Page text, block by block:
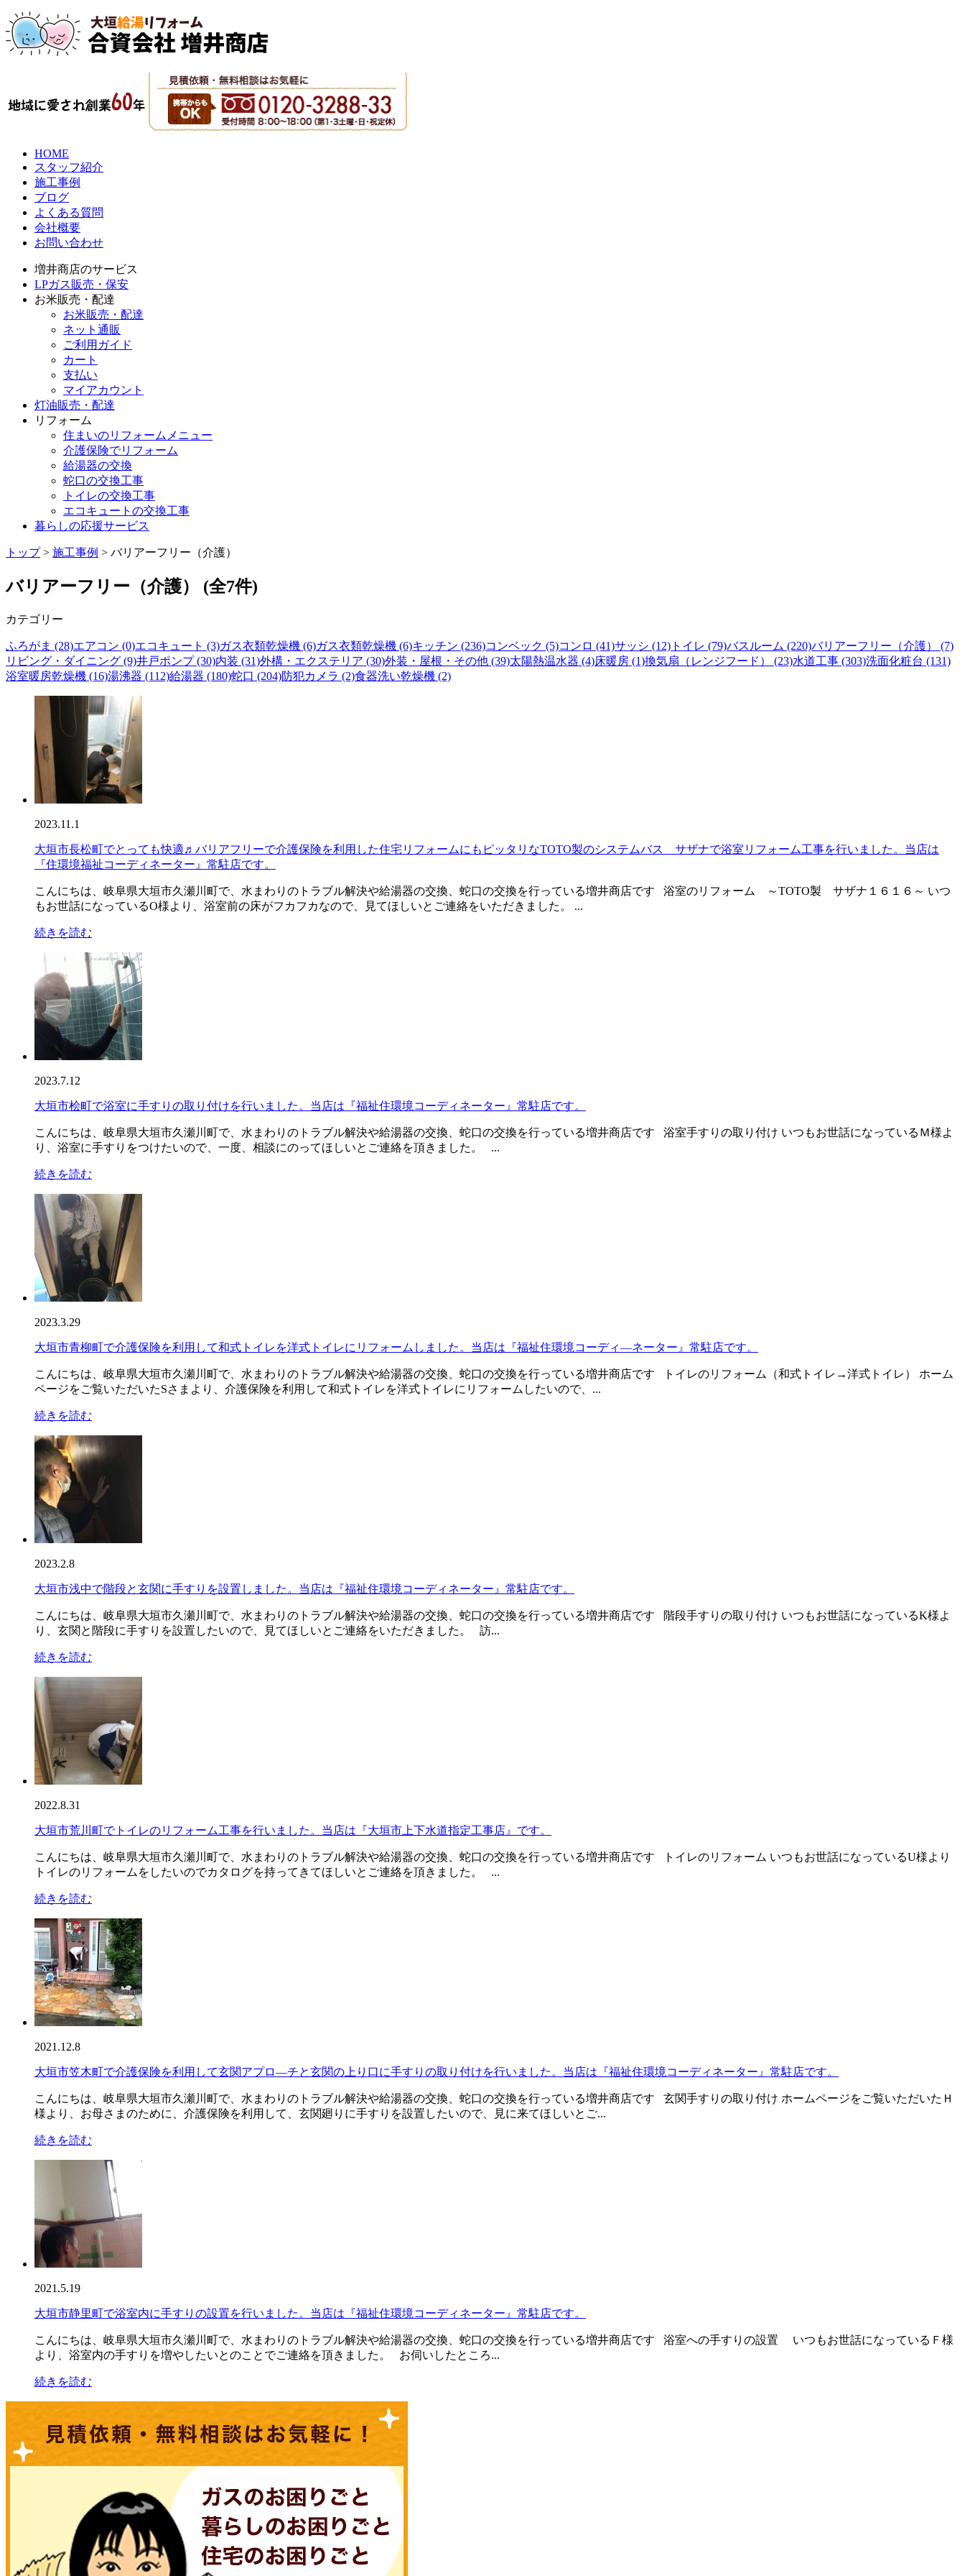
HOME
スタッフ紹介
施工事例
ブログ
よくある質問
会社概要
お問い合わせ
増井商店のサービス
LPガス販売・保安
お米販売・配達
お米販売・配達
ネット通販
ご利用ガイド
カート
支払い
マイアカウント
灯油販売・配達
リフォーム
住まいのリフォームメニュー
介護保険でリフォーム
給湯器の交換
蛇口の交換工事
トイレの交換工事
エコキュートの交換工事
暮らしの応援サービス
トップ> 施工事例 > バリアーフリー（介護）
バリアーフリー（介護） (全7件)
カテゴリー
ふろがま (28)エアコン (0)エコキュート (3)ガス衣類乾燥機 (6)ガス衣類乾燥機 (6)キッチン (236)コンベック (5)コンロ (41)サッシ (12) トイレ (79)バスルーム (220)バリアーフリー（介護） (7)
リビング・ダイニング (9)井戸ポンプ (30)内装 (31)外構・エクステリア (30)外装・屋根・その他 (39)太陽熱温水器 (4)床暖房 (1)換気扇（レンジフード） (23)水道工事 (303)洗面化粧台 (131)
浴室暖房乾燥機 (16)湯沸器 (112)給湯器 (180)蛇口 (204)防犯カメラ (2)食器洗い乾燥機 (2)
2023.11.1
大垣市長松町でとっても快適♬バリアフリーで介護保険を利用した住宅リフォームにもピッタリなTOTO製のシステムバス サザナで浴室リフォーム工事を行いました。当店は
『住環境福祉コーディネーター』常駐店です。
こんにちは、岐阜県大垣市久瀬川町で、水まわりのトラブル解決や給湯器の交換、蛇口の交換を行っている増井商店です 浴室のリフォーム ～TOTO製 サザナ１６１６～ いつ
もお世話になっているO様より、浴室前の床がフカフカなので、見てほしいとご連絡をいただきました。 ...
続きを読む
2023.7.12
大垣市桧町で浴室に手すりの取り付けを行いました。当店は『福祉住環境コーディネーター』常駐店です。
こんにちは、岐阜県大垣市久瀬川町で、水まわりのトラブル解決や給湯器の交換、蛇口の交換を行っている増井商店です 浴室手すりの取り付け いつもお世話になっているＭ様よ
り、浴室に手すりをつけたいので、一度、相談にのってほしいとご連絡を頂きました。 ...
続きを読む
2023.3.29
大垣市青柳町で介護保険を利用して和式トイレを洋式トイレにリフォームしました。当店は『福祉住環境コーディ―ネーター』常駐店です。
こんにちは、岐阜県大垣市久瀬川町で、水まわりのトラブル解決や給湯器の交換、蛇口の交換を行っている増井商店です トイレのリフォーム（和式トイレ→洋式トイレ） ホーム
ページをご覧いただいたSさまより、介護保険を利用して和式トイレを洋式トイレにリフォームしたいので、...
続きを読む
2023.2.8
大垣市浅中で階段と玄関に手すりを設置しました。当店は『福祉住環境コーディネーター』常駐店です。
こんにちは、岐阜県大垣市久瀬川町で、水まわりのトラブル解決や給湯器の交換、蛇口の交換を行っている増井商店です 階段手すりの取り付け いつもお世話になっているK様よ
り、玄関と階段に手すりを設置したいので、見てほしいとご連絡をいただきました。 訪...
続きを読む
2022.8.31
大垣市荒川町でトイレのリフォーム工事を行いました。当店は『大垣市上下水道指定工事店』です。
こんにちは、岐阜県大垣市久瀬川町で、水まわりのトラブル解決や給湯器の交換、蛇口の交換を行っている増井商店です トイレのリフォーム いつもお世話になっているU様より
トイレのリフォームをしたいのでカタログを持ってきてほしいとご連絡を頂きました。 ...
続きを読む
2021.12.8
大垣市笠木町で介護保険を利用して玄関アプロ―チと玄関の上り口に手すりの取り付けを行いました。当店は『福祉住環境コーディネーター』常駐店です。
こんにちは、岐阜県大垣市久瀬川町で、水まわりのトラブル解決や給湯器の交換、蛇口の交換を行っている増井商店です 玄関手すりの取り付け ホームページをご覧いただいたＨ
様より、お母さまのために、介護保険を利用して、玄関廻りに手すりを設置したいので、見に来てほしいとご...
続きを読む
2021.5.19
大垣市静里町で浴室内に手すりの設置を行いました。当店は『福祉住環境コーディネーター』常駐店です。
こんにちは、岐阜県大垣市久瀬川町で、水まわりのトラブル解決や給湯器の交換、蛇口の交換を行っている増井商店です 浴室への手すりの設置 いつもお世話になっているＦ様
より、浴室内の手すりを増やしたいとのことでご連絡を頂きました。 お伺いしたところ...
続きを読む